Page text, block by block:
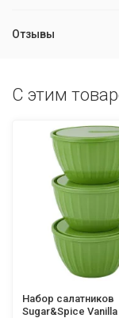
Отзывы
C этим
Набор салатников
Sugar&Spice Vanilla